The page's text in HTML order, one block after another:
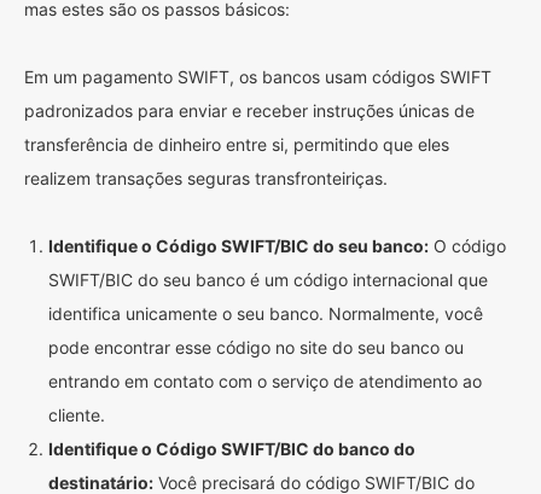
mas estes são os passos básicos:
Em um pagamento SWIFT, os bancos usam códigos SWIFT
padronizados para enviar e receber instruções únicas de
transferência de dinheiro entre si, permitindo que eles
realizem transações seguras transfronteiriças.
Identifique o Código SWIFT/BIC do seu banco: O código
SWIFT/BIC do seu banco é um código internacional que
identifica unicamente o seu banco. Normalmente, você
pode encontrar esse código no site do seu banco ou
entrando em contato com o serviço de atendimento ao
cliente.
Identifique o Código SWIFT/BIC do banco do
destinatário: Você precisará do código SWIFT/BIC do